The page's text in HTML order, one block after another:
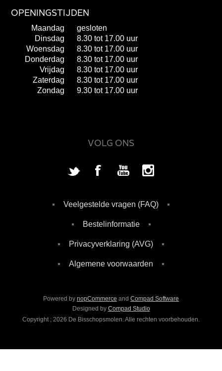
OPENINGSTIJDEN
Maandag
gesloten
Dinsdag
8.30 tot 17.00 uur
Woensdag
8.30 tot 17.00 uur
Donderdag
8.30 tot 17.00 uur
Vrijdag
8.30 tot 17.00 uur
Zaterdag
8.30 tot 17.00 uur
Zondag
9.30 tot 17.00 uur
VOLG ONS
Veelgestelde vragen (FAQ)
Bestelinformatie
Privacyverklaring (AVG)
Algemene voorwaarden
Powered by nopCommerce and Compad Software
Designed by Compad Studio
Copyright ; 2026 De Bisschopsmolen. Alle rechten voorbehouden.